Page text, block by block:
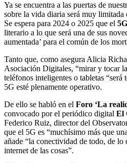
Ya se encuentra a las puertas de
sobre la vida diaria será muy
Se espera para 2024 o 2025 que el 5G
literario a lo que será una de sus
aumentada’ para el común de los
Tanto que, como asegura Alicia
Asociación Digitales, “mirar y tocar
teléfonos inteligentes o tabletas
5G esté plenamente operativo.
De ello se habló en el Foro ‘La
convocado por el periódico digital El
Federico Ruiz, director del
que el 5G es “muchísimo más que
añade “la conectividad de todo, de lo
internet de las cosas”.